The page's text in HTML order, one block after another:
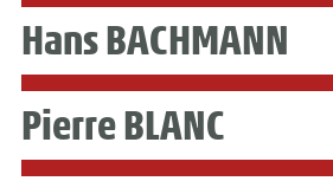
Hans BACHMANN
Pierre BLANC